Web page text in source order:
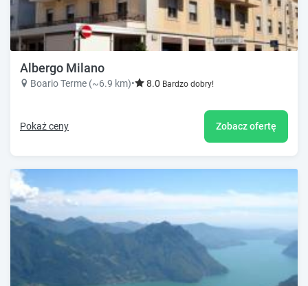
Albergo Milano
Boario Terme (~6.9 km)• 8.0 Bardzo dobry!
Pokaż ceny Zobacz ofertę